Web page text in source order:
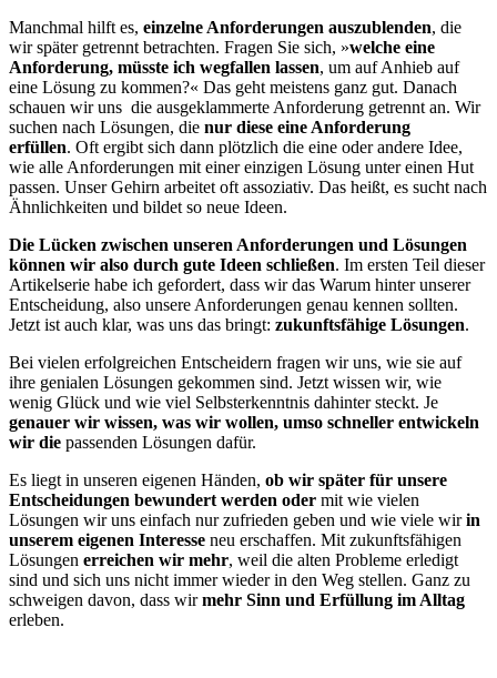
Manchmal hilft es, einzelne Anforderungen auszublenden, die
wir später getrennt betrachten. Fragen Sie sich, »welche eine
Anforderung, müsste ich wegfallen lassen, um auf Anhieb auf
eine Lösung zu kommen?« Das geht meistens ganz gut. Danach
schauen wir uns die ausgeklammerte Anforderung getrennt an. Wir
suchen nach Lösungen, die nur diese eine Anforderung
erfüllen. Oft ergibt sich dann plötzlich die eine oder andere Idee,
wie alle Anforderungen mit einer einzigen Lösung unter einen Hut
passen. Unser Gehirn arbeitet oft assoziativ. Das heißt, es sucht nach
Ähnlichkeiten und bildet so neue Ideen.
Die Lücken zwischen unseren Anforderungen und Lösungen
können wir also durch gute Ideen schließen. Im ersten Teil dieser
Artikelserie habe ich gefordert, dass wir das Warum hinter unserer
Entscheidung, also unsere Anforderungen genau kennen sollten.
Jetzt ist auch klar, was uns das bringt: zukunftsfähige Lösungen.
Bei vielen erfolgreichen Entscheidern fragen wir uns, wie sie auf
ihre genialen Lösungen gekommen sind. Jetzt wissen wir, wie
wenig Glück und wie viel Selbsterkenntnis dahinter steckt. Je
genauer wir wissen, was wir wollen, umso schneller entwickeln
wir die passenden Lösungen dafür.
Es liegt in unseren eigenen Händen, ob wir später für unsere
Entscheidungen bewundert werden oder mit wie vielen
Lösungen wir uns einfach nur zufrieden geben und wie viele wirin
unserem eigenen Interesse neu erschaffen. Mit zukunftsfähigen
Lösungen erreichen wir mehr, weil die alten Probleme erledigt
sind und sich uns nicht immer wieder in den Weg stellen. Ganz zu
schweigen davon, dass wirmehr Sinn und Erfüllung im Alltag
erleben.